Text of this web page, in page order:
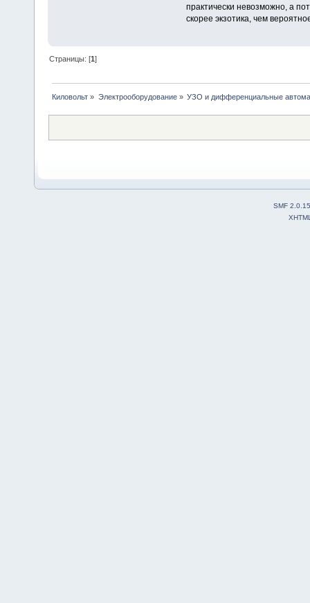
практически невозможно, а
скорее экзотика, чем
Страницы: [1]
Киловольт » Электрооборудование» УЗО и дифференциальные
SMF 2.0.15